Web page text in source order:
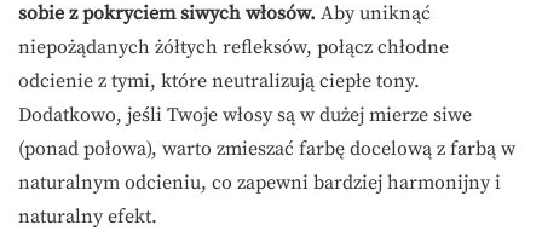
sobie z pokryciem siwych włosów. Aby uniknąć
niepożądanych żółtych refleksów, połącz chłodne
odcienie z tymi, które neutralizują ciepłe tony.
Dodatkowo, jeśli Twoje włosy są w dużej mierze siwe
(ponad połowa), warto zmieszać farbę docelową z farbą w
naturalnym odcieniu, co zapewni bardziej harmonijny i
naturalny efekt.